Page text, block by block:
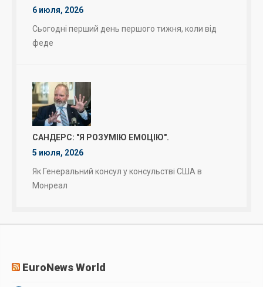
6 июля, 2026
Сьогодні перший день першого тижня, коли від
феде
САНДЕРС: "Я РОЗУМІЮ ЕМОЦІЮ".
5 июля, 2026
Як Генеральний консул у консульстві США в
Монреал
EuroNews World